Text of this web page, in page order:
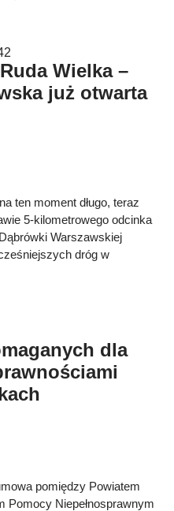
Wielka –
już otwarta
ten moment długo, teraz
5-kilometrowego odcinka
Warszawskiej
dróg w
dla
pomiędzy Powiatem
Pomocy Niepełnosprawnym